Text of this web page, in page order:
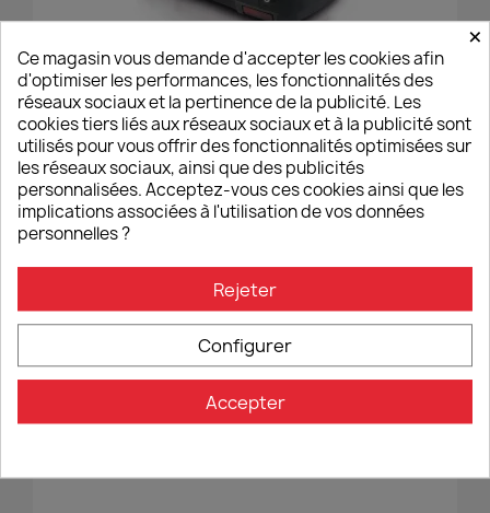
Galerie Top-Case Junior TC55 Hepco&Becker
90,00 €
favorite_border
×
Ce magasin vous demande d'accepter les cookies afin
d'optimiser les performances, les fonctionnalités des
réseaux sociaux et la pertinence de la publicité. Les
cookies tiers liés aux réseaux sociaux et à la publicité sont
utilisés pour vous offrir des fonctionnalités optimisées sur
les réseaux sociaux, ainsi que des publicités
personnalisées. Acceptez-vous ces cookies ainsi que les
implications associées à l'utilisation de vos données
personnelles ?
Rejeter
Configurer
Accepter